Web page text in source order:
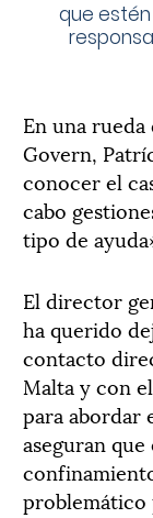
que estén
En una
Govern,
conocer el
cabo
tipo de
El director
ha querido
contacto
Malta y con
para abordar
aseguran
problemático